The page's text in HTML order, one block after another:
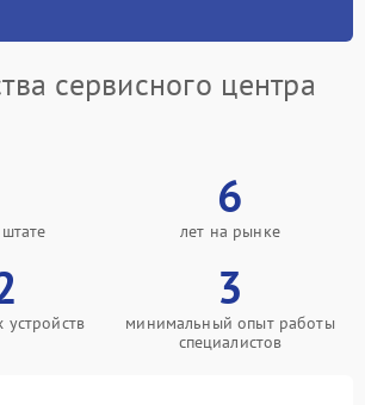
сервисного центра
6
лет на рынке
3
минимальный опыт работы
специалистов